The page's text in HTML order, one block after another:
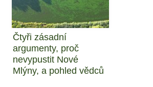
Čtyři zásadní
argumenty, proč
nevypustit Nové
Mlýny, a pohled vědců